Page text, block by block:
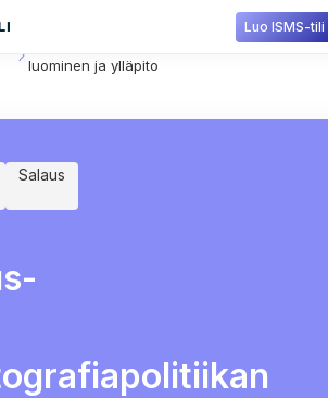
Luo ISMS-tili
Salaus- ja kryptografiapolitiikan
luominen ja ylläpito
Salaus